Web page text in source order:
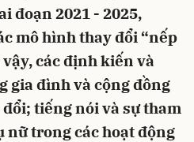
đoạn 2021 - 2025,
mô hình thay đổi “nếp
các định kiến và
gia đình và cộng đồng
tiếng nói và sự tham
nữ trong các hoạt động